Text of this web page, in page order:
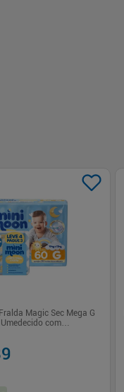
Magic Sec Mega G
com